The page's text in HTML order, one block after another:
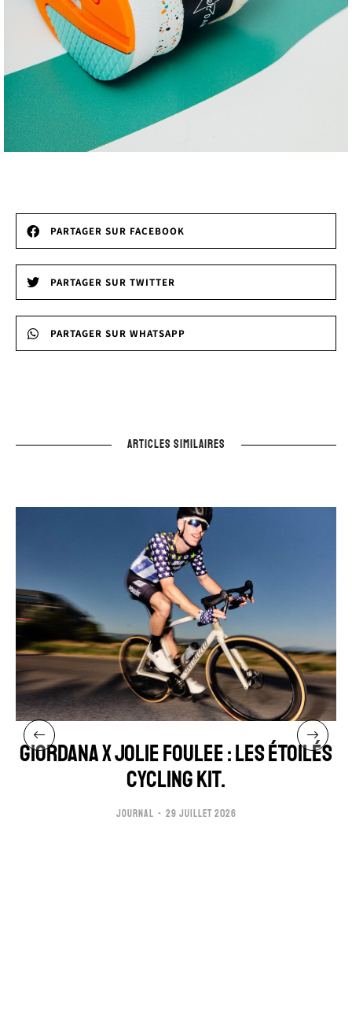
PARTAGER SUR FACEBOOK
PARTAGER SUR TWITTER
PARTAGER SUR WHATSAPP
ARTICLES SIMILAIRES
GIORDANA x JOLIE FOULEE : LES ÉTOILÉS
CYCLING KIT.
JOURNAL 29 JUILLET 2026